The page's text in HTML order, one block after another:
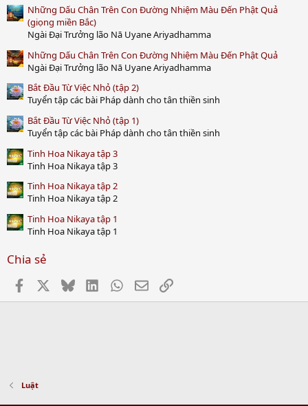
t
a
r
(
s
)
Những Dấu Chân Trên Con Đường Nhiệm Màu Đến Phật Quả
(giọng miền Bắc)
Ngài Đại Trưởng lão Nā Uyane Ariyadhamma
Những Dấu Chân Trên Con Đường Nhiệm Màu Đến Phật Quả
Ngài Đại Trưởng lão Nā Uyane Ariyadhamma
Bắt Đầu Từ Việc Nhỏ (tập 2)
Tuyển tập các bài Pháp dành cho tân thiền sinh
Bắt Đầu Từ Việc Nhỏ (tập 1)
Tuyển tập các bài Pháp dành cho tân thiền sinh
Tinh Hoa Nikaya tập 3
Tinh Hoa Nikaya tập 3
Tinh Hoa Nikaya tập 2
Tinh Hoa Nikaya tập 2
Tinh Hoa Nikaya tập 1
Tinh Hoa Nikaya tập 1
Chia sẻ
Facebook BlueskyLinkedInWhatsApp
EmailLink
Luật